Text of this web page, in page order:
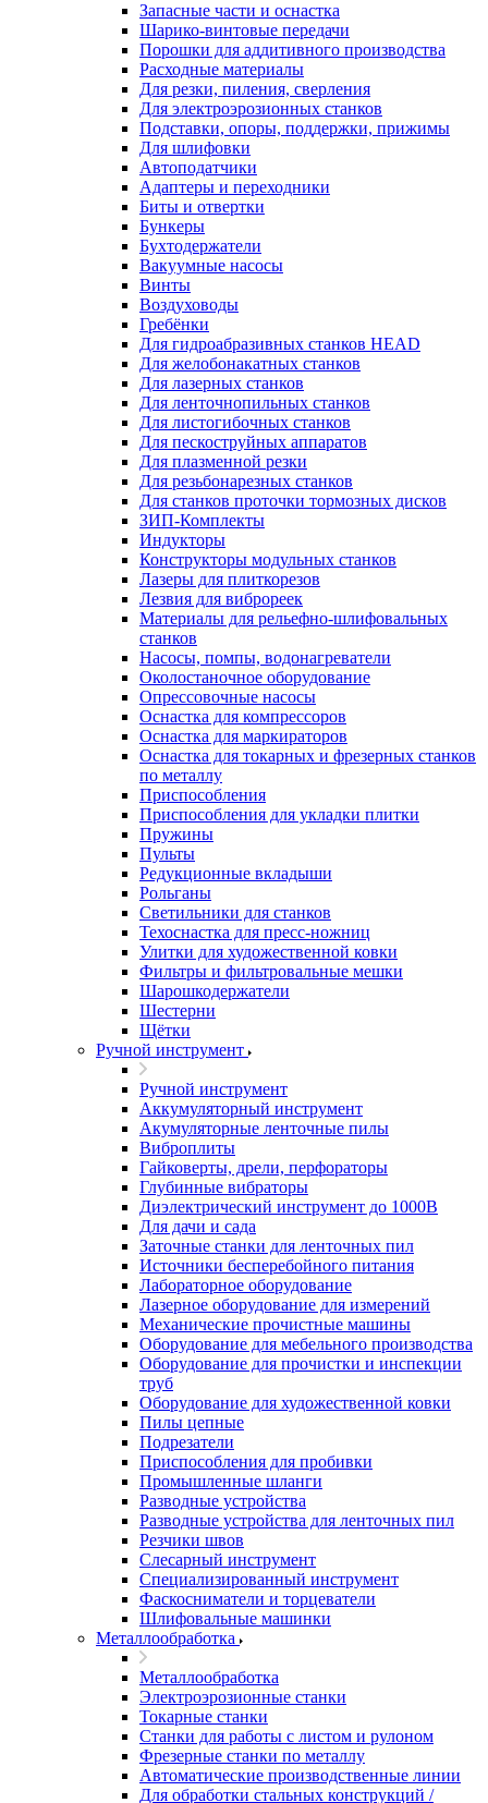
Запасные части и оснастка
Шарико-винтовые передачи
Порошки для аддитивного производства
Расходные материалы
Для резки, пиления, сверления
Для электроэрозионных станков
Подставки, опоры, поддержки, прижимы
Для шлифовки
Автоподатчики
Адаптеры и переходники
Биты и отвертки
Бункеры
Бухтодержатели
Вакуумные насосы
Винты
Воздуховоды
Гребёнки
Для гидроабразивных станков HEAD
Для желобонакатных станков
Для лазерных станков
Для ленточнопильных станков
Для листогибочных станков
Для пескоструйных аппаратов
Для плазменной резки
Для резьбонарезных станков
Для станков проточки тормозных дисков
ЗИП-Комплекты
Индукторы
Конструкторы модульных станков
Лазеры для плиткорезов
Лезвия для виброреек
Материалы для рельефно-шлифовальных
станков
Насосы, помпы, водонагреватели
Околостаночное оборудование
Опрессовочные насосы
Оснастка для компрессоров
Оснастка для маркираторов
Оснастка для токарных и фрезерных станков
по металлу
Приспособления
Приспособления для укладки плитки
Пружины
Пульты
Редукционные вкладыши
Рольганы
Светильники для станков
Техоснастка для пресс-ножниц
Улитки для художественной ковки
Фильтры и фильтровальные мешки
Шарошкодержатели
Шестерни
Щётки
Ручной инструмент
Ручной инструмент
Аккумуляторный инструмент
Акумуляторные ленточные пилы
Виброплиты
Гайковерты, дрели, перфораторы
Глубинные вибраторы
Диэлектрический инструмент до 1000В
Для дачи и сада
Заточные станки для ленточных пил
Источники бесперебойного питания
Лабораторное оборудование
Лазерное оборудование для измерений
Механические прочистные машины
Оборудование для мебельного производства
Оборудование для прочистки и инспекции
труб
Оборудование для художественной ковки
Пилы цепные
Подрезатели
Приспособления для пробивки
Промышленные шланги
Разводные устройства
Разводные устройства для ленточных пил
Резчики швов
Слесарный инструмент
Специализированный инструмент
Фаскосниматели и торцеватели
Шлифовальные машинки
Металлообработка
Металлообработка
Электроэрозионные станки
Токарные станки
Станки для работы с листом и рулоном
Фрезерные станки по металлу
Автоматические производственные линии
Для обработки стальных конструкций /